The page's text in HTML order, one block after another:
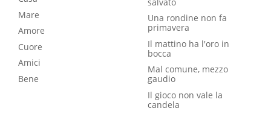
Mare
Amore
Cuore
Amici
Bene
Una rondine non fa
primavera
Il mattino ha l'oro in
bocca
Mal comune, mezzo
gaudio
Il gioco non vale la
candela